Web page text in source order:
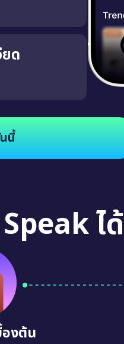
ด
นี้
ไ
องต้น